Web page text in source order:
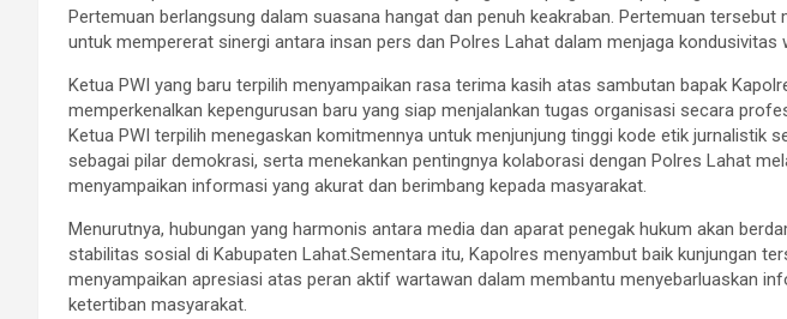
Pertemuan berlangsung dalam suasana hangat dan penuh keakraban. Pertemuan
untuk mempererat sinergi antara insan pers dan Polres Lahat dalam menjaga kondusivitas
Ketua PWI yang baru terpilih menyampaikan rasa terima kasih atas sambutan bapak
memperkenalkan kepengurusan baru yang siap menjalankan tugas organisasi secara
Ketua PWI terpilih menegaskan komitmennya untuk menjunjung tinggi kode etik jurnalistik
sebagai pilar demokrasi, serta menekankan pentingnya kolaborasi dengan Polres Lahat
menyampaikan informasi yang akurat dan berimbang kepada masyarakat.
Menurutnya, hubungan yang harmonis antara media dan aparat penegak hukum akan
stabilitas sosial di Kabupaten Lahat.Sementara itu, Kapolres menyambut baik kunjungan
menyampaikan apresiasi atas peran aktif wartawan dalam membantu menyebarluaskan
ketertiban masyarakat.